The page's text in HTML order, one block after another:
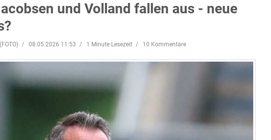
und Volland fallen aus - neue
08.05.2026 11:53 1 Minute Lesezeit 10 Kommentare